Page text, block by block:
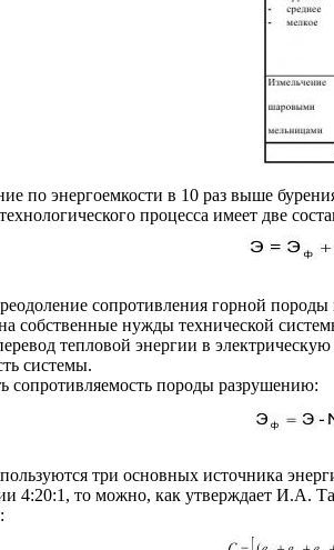
по энергоемкости в 10 раз выше
процесса имеет две
сопротивления горной
собственные нужды технической
тепловой энергии в электрическую
системы.
сопротивляемость породы разрушению:
три основных источника
4:20:1, то можно, как утверждает И.А.